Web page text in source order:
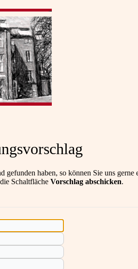
haben, so können Sie uns
Schaltfläche Vorschlag abschicken.